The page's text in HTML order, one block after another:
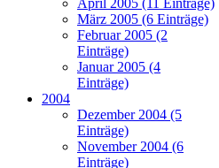
April 2005 (11 Einträge)
März 2005 (6 Einträge)
Februar 2005 (2
Einträge)
Januar 2005 (4
Einträge)
2004
Dezember 2004 (5
Einträge)
November 2004 (6
Einträge)